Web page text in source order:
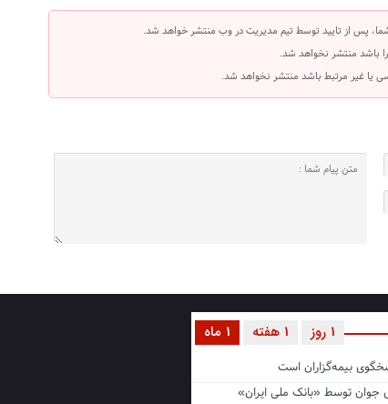
پس از تایید توسط تیم مدیریت در وب منتشر خواهد شد.
باشد منتشر نخواهد شد.
یا غیر مرتبط باشد منتشر نخواهد شد.
1 ماه 1 هفته 1 روز